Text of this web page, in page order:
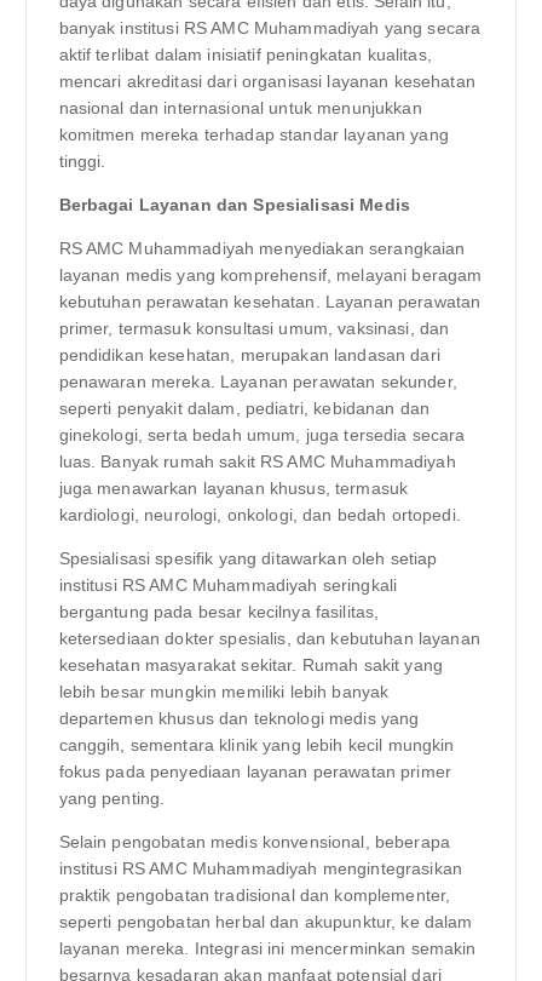
banyak institusi RS AMC Muhammadiyah yang secara
aktif terlibat dalam inisiatif peningkatan kualitas,
mencari akreditasi dari organisasi layanan kesehatan
nasional dan internasional untuk menunjukkan
komitmen mereka terhadap standar layanan yang
tinggi.
Berbagai Layanan dan Spesialisasi Medis
RS AMC Muhammadiyah menyediakan serangkaian
layanan medis yang komprehensif, melayani beragam
kebutuhan perawatan kesehatan. Layanan perawatan
primer, termasuk konsultasi umum, vaksinasi, dan
pendidikan kesehatan, merupakan landasan dari
penawaran mereka. Layanan perawatan sekunder,
seperti penyakit dalam, pediatri, kebidanan dan
ginekologi, serta bedah umum, juga tersedia secara
luas. Banyak rumah sakit RS AMC Muhammadiyah
juga menawarkan layanan khusus, termasuk
kardiologi, neurologi, onkologi, dan bedah ortopedi.
Spesialisasi spesifik yang ditawarkan oleh setiap
institusi RS AMC Muhammadiyah seringkali
bergantung pada besar kecilnya fasilitas,
ketersediaan dokter spesialis, dan kebutuhan layanan
kesehatan masyarakat sekitar. Rumah sakit yang
lebih besar mungkin memiliki lebih banyak
departemen khusus dan teknologi medis yang
canggih, sementara klinik yang lebih kecil mungkin
fokus pada penyediaan layanan perawatan primer
yang penting.
Selain pengobatan medis konvensional, beberapa
institusi RS AMC Muhammadiyah mengintegrasikan
praktik pengobatan tradisional dan komplementer,
seperti pengobatan herbal dan akupunktur, ke dalam
layanan mereka. Integrasi ini mencerminkan semakin
besarnya kesadaran akan manfaat potensial dari